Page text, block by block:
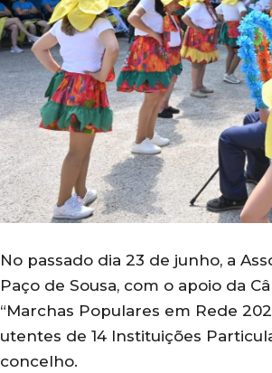
No passado dia 23 de junho, a
Paço de Sousa, com o apoio da
“Marchas Populares em Rede
utentes de 14 Instituições
concelho.